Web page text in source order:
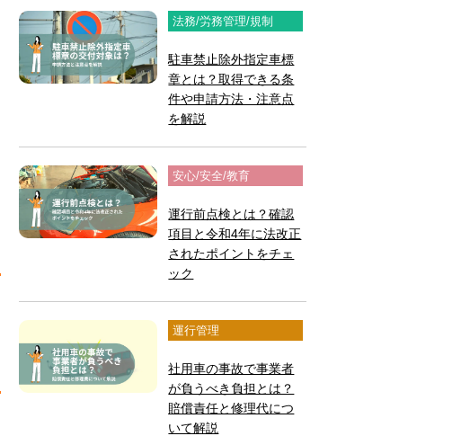
法務/労務管理/規制
駐車禁止除外指定車標
章とは？取得できる条
件や申請方法・注意点
を解説
安心/安全/教育
運行前点検とは？確認
項目と令和4年に法改正
されたポイントをチェ
ック
運行管理
社用車の事故で事業者
が負うべき負担とは？
賠償責任と修理代につ
いて解説